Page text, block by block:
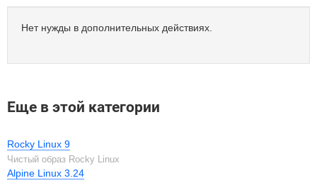
Нет нужды в дополнительных действиях.
Еще в этой категории
Rocky Linux 9
Чистый образ Rocky Linux
Alpine Linux 3.24